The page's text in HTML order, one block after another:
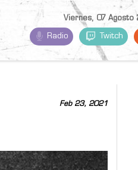
Viernes, 07 Agosto
Radio Twitch
Feb 23, 2021